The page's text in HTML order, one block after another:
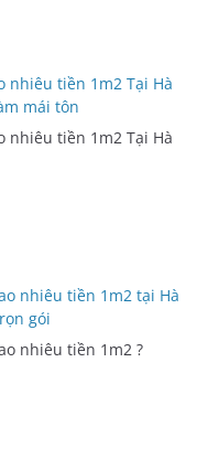
nhiêu tiền 1m2 Tại Hà
mái tôn
nhiêu tiền 1m2 Tại Hà
nhiêu tiền 1m2 tại Hà
gói
nhiêu tiền 1m2 ?